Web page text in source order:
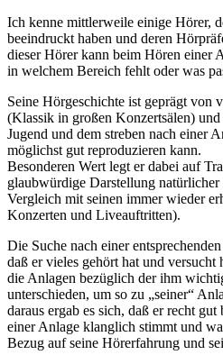
Ich kenne mittlerweile einige Hörer,
beeindruckt haben und deren
dieser Hörer kann beim Hören einer
in welchem Bereich fehlt oder was
Seine Hörgeschichte ist geprägt von
(Klassik in großen Konzertsälen)
Jugend und dem streben nach einer
möglichst gut reproduzieren kann.
Besonderen Wert legt er dabei auf
glaubwürdige Darstellung
Vergleich mit seinen immer wieder
Konzerten und Liveauftritten).
Die Suche nach einer
daß er vieles gehört hat und
die Anlagen bezüglich der ihm
unterschieden, um so zu „seiner“
daraus ergab es sich, daß er recht
einer Anlage klanglich stimmt und
Bezug auf seine Hörerfahrung und